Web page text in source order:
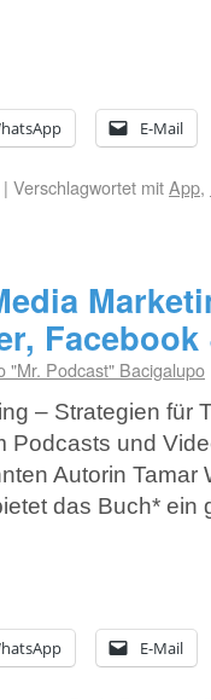
E-Mail
| Verschlagwortet mitApp,
Facebook
"Mr. Podcast" Bacigalupo
– Strategien für
Podcasts und
Autorin Tamar
das Buch*
E-Mail